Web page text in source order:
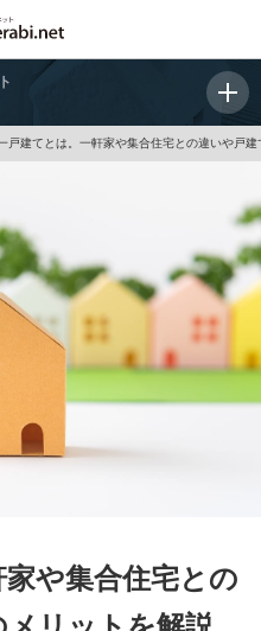
戸建てとは。一軒家や集合住宅との違いや戸
や集合住宅との